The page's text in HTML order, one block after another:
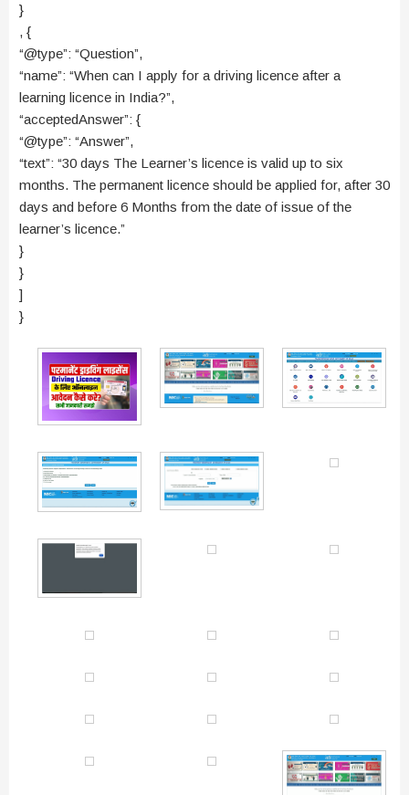
}
, {
“@type”: “Question”,
“name”: “When can I apply for a driving licence after a
learning licence in India?”,
“acceptedAnswer”: {
“@type”: “Answer”,
“text”: “30 days The Learner’s licence is valid up to six
months. The permanent licence should be applied for, after 30
days and before 6 Months from the date of issue of the
learner’s licence.”
}
}
]
}